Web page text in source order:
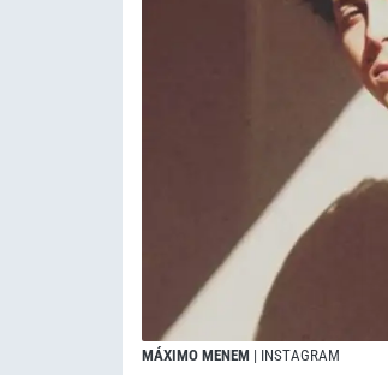
MÁXIMO MENEM | INSTAGRAM